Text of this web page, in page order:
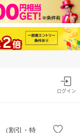
ログイン
（割引・特